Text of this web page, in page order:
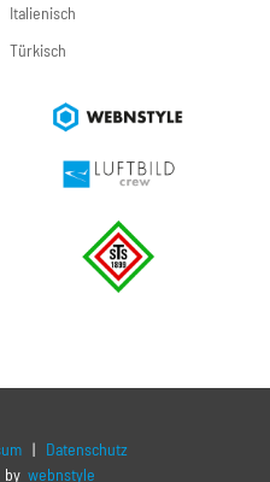
Italienisch
Türkisch
| Datenschutz
webnstyle